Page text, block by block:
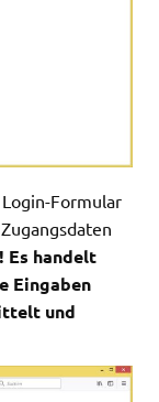
Formular
Es handelt
Eingaben
und